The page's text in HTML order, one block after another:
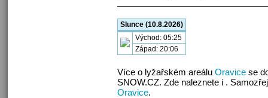
Slunce (10.8.2026)
Východ: 05:25
Západ: 20:06
Více o lyžařském areálu Oravice se
SNOW.CZ. Zde naleznete i .
Oravice.